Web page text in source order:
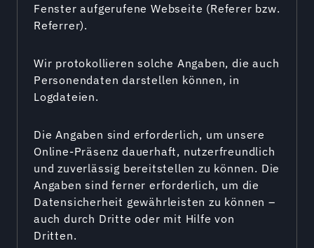
Fenster aufgerufene Webseite (Referer bzw.
Referrer).
Wir protokollieren solche Angaben, die auch
Personendaten darstellen können, in
Logdateien.
Die Angaben sind erforderlich, um unsere
Online-Präsenz dauerhaft, nutzerfreundlich
und zuverlässig bereitstellen zu können. Die
Angaben sind ferner erforderlich, um die
Datensicherheit gewährleisten zu können –
auch durch Dritte oder mit Hilfe von
Dritten.